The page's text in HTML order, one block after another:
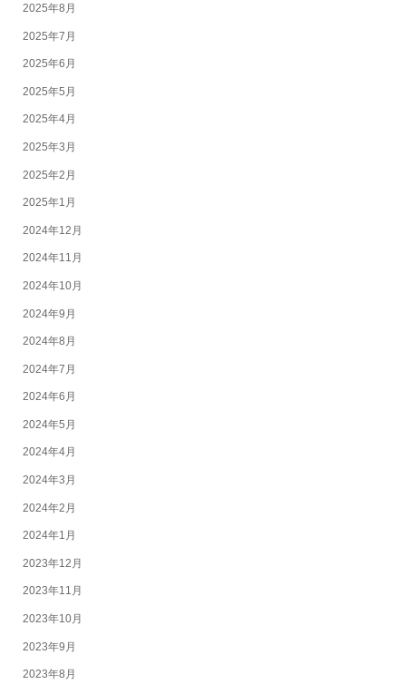
2025年8月
2025年7月
2025年6月
2025年5月
2025年4月
2025年3月
2025年2月
2025年1月
2024年12月
2024年11月
2024年10月
2024年9月
2024年8月
2024年7月
2024年6月
2024年5月
2024年4月
2024年3月
2024年2月
2024年1月
2023年12月
2023年11月
2023年10月
2023年9月
2023年8月